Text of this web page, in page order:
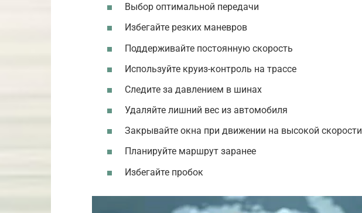
Выбор оптимальной передачи
Избегайте резких маневров
Поддерживайте постоянную скорость
Используйте круиз-контроль на трассе
Следите за давлением в шинах
Удаляйте лишний вес из автомобиля
Закрывайте окна при движении на высокой скорости
Планируйте маршрут заранее
Избегайте пробок